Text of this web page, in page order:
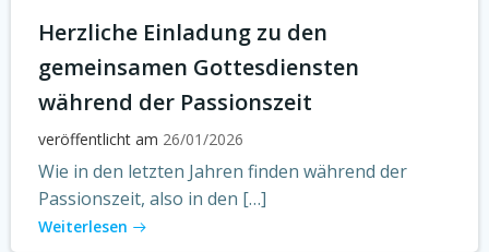
Herzliche Einladung zu den
gemeinsamen Gottesdiensten
während der Passionszeit
veröffentlicht am 26/01/2026
Wie in den letzten Jahren finden während der
Passionszeit, also in den […]
Weiterlesen